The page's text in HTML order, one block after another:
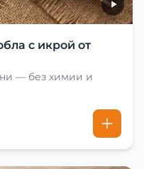
с икрой от
— без химии и